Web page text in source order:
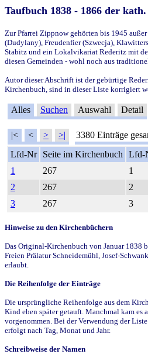
Taufbuch 1838 - 1866 der
Zur Pfarrei Zippnow gehörten bis 1945
(Dudylany), Freudenfier (Szwecja),
Stabitz und ein Lokalvikariat Rederitz mit
diesen Gemeinden - wohl noch aus
Autor dieser Abschrift ist der gebürtige
Kirchenbuch, sind in dieser Liste korrigiert
Alles Suchen Auswahl Detail
|< < > >| 3380 Einträge
Lfd-Nr
Seite im Kirchenbuch Lfd-
1
267 1
2
267 2
3
267 3
Hinweise zu den Kirchenbüchern
Das Original-Kirchenbuch von Januar 1838
Freien Prälatur Schneidemühl, Josef-
erlaubt.
Die Reihenfolge der Einträge
Die ursprüngliche Reihenfolge aus dem
Kind eben später getauft. Manchmal kam es
vorgenommen. Bei der Verwendung der
erfolgt nach Tag, Monat und Jahr.
Schreibweise der Namen